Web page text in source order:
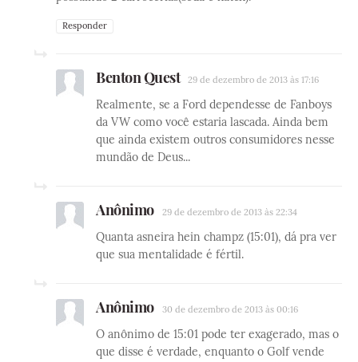
Responder
Benton Quest 29 de dezembro de 2013 às 17:16
Realmente, se a Ford dependesse de Fanboys
da VW como você estaria lascada. Ainda bem
que ainda existem outros consumidores nesse
mundão de Deus...
Anônimo 29 de dezembro de 2013 às 22:34
Quanta asneira hein champz (15:01), dá pra ver
que sua mentalidade é fértil.
Anônimo 30 de dezembro de 2013 às 00:16
O anônimo de 15:01 pode ter exagerado, mas o
que disse é verdade, enquanto o Golf vende